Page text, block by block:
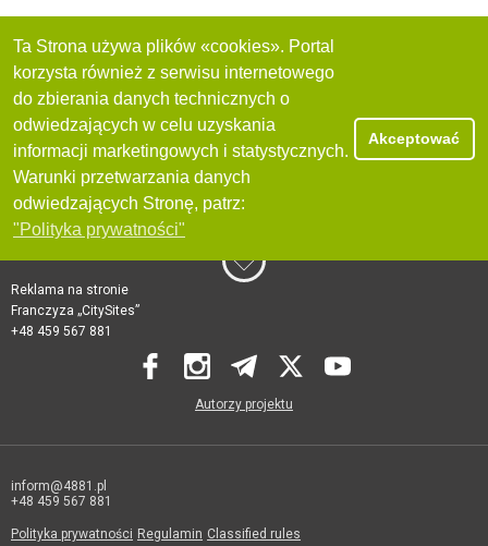
Ta Strona używa plików «cookies». Portal
korzysta również z serwisu internetowego
do zbierania danych technicznych o
odwiedzających w celu uzyskania
informacji marketingowych i statystycznych.
Warunki przetwarzania danych
odwiedzających Stronę, patrz:
"Polityka prywatności"
Akceptować
Reklama na stronie
Franczyza „CitySites”
+48 459 567 881
Autorzy projektu
inform@4881.pl
+48 459 567 881
Polityka prywatności Regulamin Classified rules